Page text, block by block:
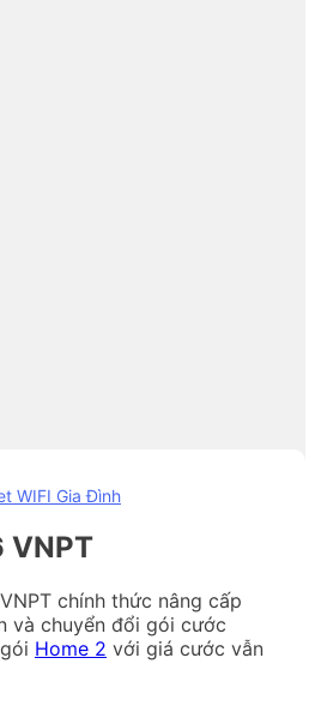
WIFI Gia Đình
VNPT
chính thức nâng cấp
và chuyển đổi gói cước
Home 2 với giá cước vẫn